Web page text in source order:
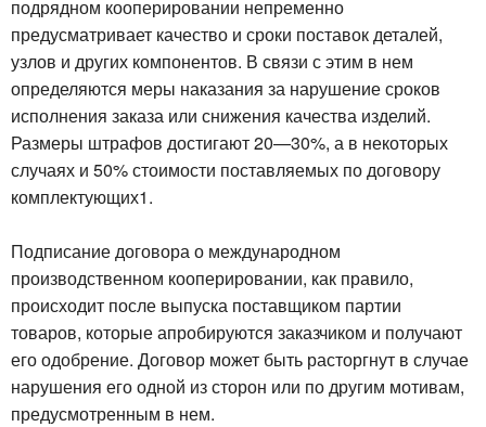
подрядном кооперировании непременно
предусматривает качество и сроки поставок деталей,
узлов и других компонентов. В связи с этим в нем
определяются меры наказания за нарушение сроков
исполнения заказа или снижения качества изделий.
Размеры штрафов достигают 20—30%, а в некоторых
случаях и 50% стоимости поставляемых по договору
комплектующих1.
Подписание договора о международном
производственном кооперировании, как правило,
происходит после выпуска поставщиком партии
товаров, которые апробируются заказчиком и получают
его одобрение. Договор может быть расторгнут в случае
нарушения его одной из сторон или по другим мотивам,
предусмотренным в нем.